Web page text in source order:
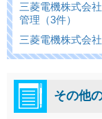
三菱電機株式会
管理（3件）
三菱電機株式会
その他